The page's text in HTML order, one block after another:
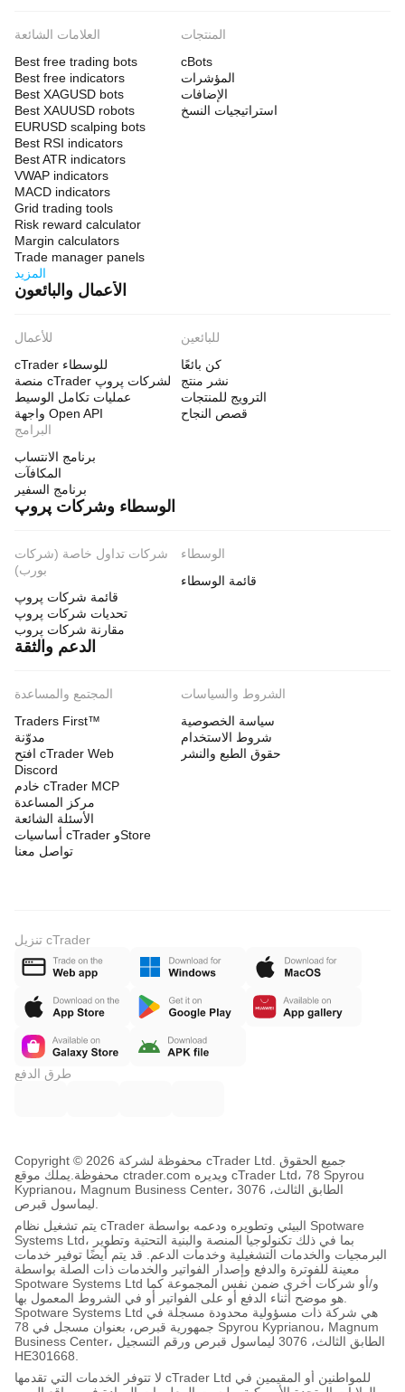
العلامات الشائعة
Best free trading bots
Best free indicators
Best XAGUSD bots
Best XAUUSD robots
EURUSD scalping bots
Best RSI indicators
Best ATR indicators
VWAP indicators
MACD indicators
Grid trading tools
Risk reward calculator
Margin calculators
Trade manager panels
المزيد
المنتجات
cBots
المؤشرات
الإضافات
استراتيجيات النسخ
الأعمال والبائعون
للأعمال
cTrader للوسطاء
منصة cTrader لشركات پروپ
عمليات تكامل الوسيط
واجهة Open API
للبائعين
كن بائعًا
نشر منتج
الترويج للمنتجات
قصص النجاح
البرامج
برنامج الانتساب
المكافآت
برنامج السفير
الوسطاء وشركات پروپ
شركات تداول خاصة (شركات
بورب)
قائمة شركات پروپ
تحديات شركات پروپ
مقارنة شركات پروب
الوسطاء
قائمة الوسطاء
الدعم والثقة
المجتمع والمساعدة
Traders First™
مدوّنة
افتح cTrader Web
Discord
خادم cTrader MCP
مركز المساعدة
الأسئلة الشائعة
أساسيات cTrader وStore
تواصل معنا
الشروط والسياسات
سياسة الخصوصية
شروط الاستخدام
حقوق الطبع والنشر
تنزيل cTrader
طرق الدفع
Copyright © محفوظة لشركة 2026 cTrader Ltd. جميع الحقوق
محفوظة. يملك موقع ctrader.com ويديره cTrader Ltd، 78 Spyrou
Kyprianou، Magnum Business Center، الطابق الثالث، 3076
يتم تشغيل نظام cTrader البيئي وتطويره ودعمه بواسطة Spotware
Systems Ltd، بما في ذلك تكنولوجيا المنصة والبنية التحتية وتطوير
البرمجيات والخدمات التشغيلية وخدمات الدعم. قد يتم أيضًا توفير خدمات
معينة للفوترة والدفع وإصدار الفواتير والخدمات ذات الصلة بواسطة
Spotware Systems Ltd و/أو شركات أخرى ضمن نفس المجموعة كما
هو موضح أثناء الدفع أو على الفواتير أو في الشروط المعمول بها.
Spotware Systems Ltd هي شركة ذات مسؤولية محدودة مسجلة في
جمهورية قبرص، بعنوان مسجل في 78 Spyrou Kyprianou، Magnum
Business Center، الطابق الثالث، 3076 ليماسول قبرص ورقم التسجيل
HE301668.
لا تتوفر الخدمات التي تقدمها cTrader Ltd للمواطنين أو المقيمين في